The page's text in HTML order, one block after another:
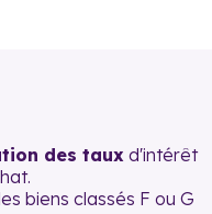
des taux d'intérêt
biens classés F ou G